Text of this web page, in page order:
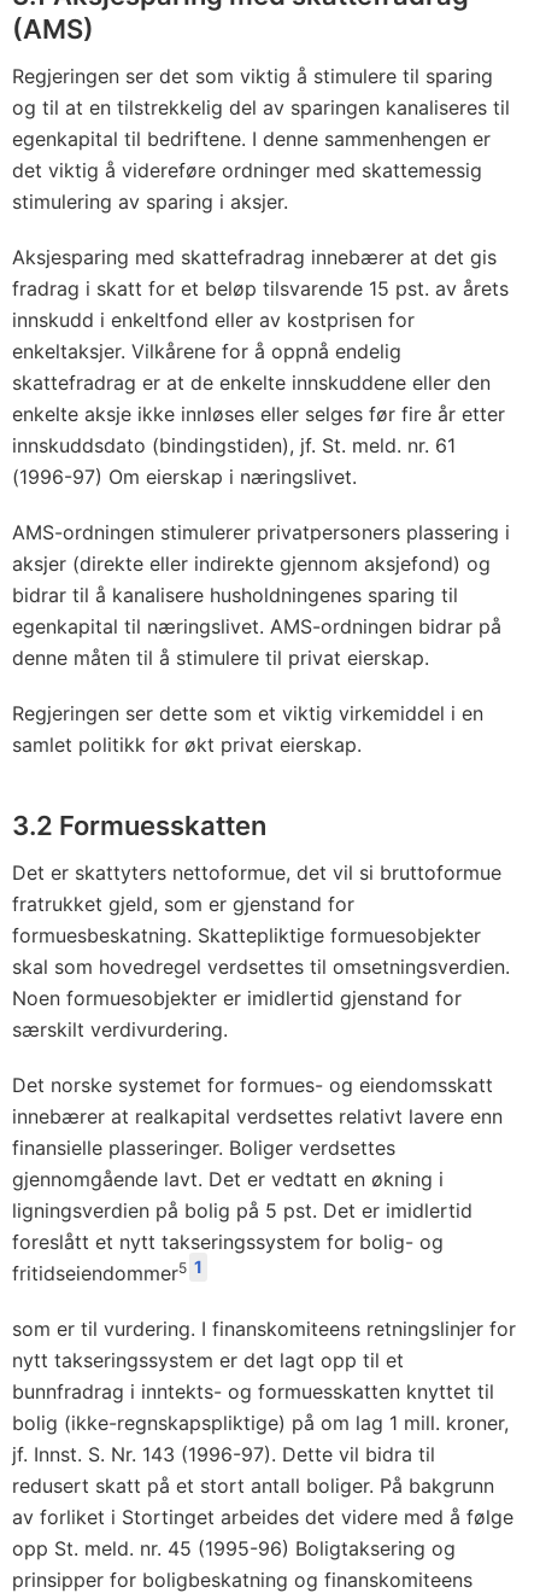
(AMS)
Regjeringen ser det som viktig å stimulere til sparing
og til at en tilstrekkelig del av sparingen kanaliseres til
egenkapital til bedriftene. I denne sammenhengen er
det viktig å videreføre ordninger med skattemessig
stimulering av sparing i aksjer.
Aksjesparing med skattefradrag innebærer at det gis
fradrag i skatt for et beløp tilsvarende 15 pst. av årets
innskudd i enkeltfond eller av kostprisen for
enkeltaksjer. Vilkårene for å oppnå endelig
skattefradrag er at de enkelte innskuddene eller den
enkelte aksje ikke innløses eller selges før fire år etter
innskuddsdato (bindingstiden), jf. St. meld. nr. 61
(1996-97) Om eierskap i næringslivet.
AMS-ordningen stimulerer privatpersoners plassering i
aksjer (direkte eller indirekte gjennom aksjefond) og
bidrar til å kanalisere husholdningenes sparing til
egenkapital til næringslivet. AMS-ordningen bidrar på
denne måten til å stimulere til privat eierskap.
Regjeringen ser dette som et viktig virkemiddel i en
samlet politikk for økt privat eierskap.
3.2 Formuesskatten
Det er skattyters nettoformue, det vil si bruttoformue
fratrukket gjeld, som er gjenstand for
formuesbeskatning. Skattepliktige formuesobjekter
skal som hovedregel verdsettes til omsetningsverdien.
Noen formuesobjekter er imidlertid gjenstand for
særskilt verdivurdering.
Det norske systemet for formues- og eiendomsskatt
innebærer at realkapital verdsettes relativt lavere enn
finansielle plasseringer. Boliger verdsettes
gjennomgående lavt. Det er vedtatt en økning i
ligningsverdien på bolig på 5 pst. Det er imidlertid
foreslått et nytt takseringssystem for bolig- og
fritidseiendommer5 1
som er til vurdering. I finanskomiteens retningslinjer for
nytt takseringssystem er det lagt opp til et
bunnfradrag i inntekts- og formuesskatten knyttet til
bolig (ikke-regnskapspliktige) på om lag 1 mill. kroner,
jf. Innst. S. Nr. 143 (1996-97). Dette vil bidra til
redusert skatt på et stort antall boliger. På bakgrunn
av forliket i Stortinget arbeides det videre med å følge
opp St. meld. nr. 45 (1995-96) Boligtaksering og
prinsipper for boligbeskatning og finanskomiteens